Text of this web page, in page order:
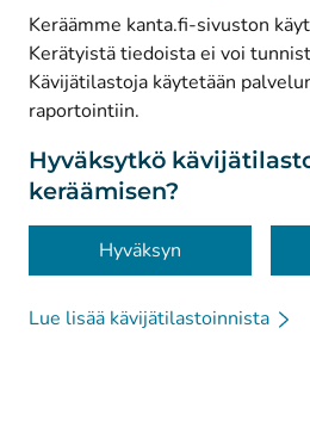
Keräämme kanta.fi-sivuston
Kerätyistä tiedoista ei voi
Kävijätilastoja käytetään
raportointiin.
Hyväksytkö
keräämisen?
Hyväksyn
Lue lisää kävijätilastoinnista
© Kanta-Palvelut,
Tietosuoja
Tietoa sivustosta
Saavutettavuus
Evästeet